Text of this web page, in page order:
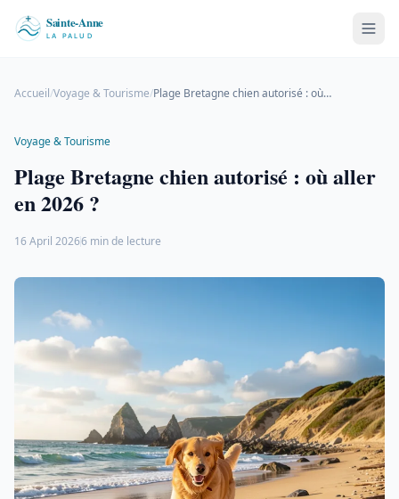
Accueil/Voyage & Tourisme/ Plage Bretagne chien autorisé : où aller en 2026 ?
Voyage & Tourisme
Plage Bretagne chien autorisé : où aller
en 2026 ?
16 April 20266 min de lecture